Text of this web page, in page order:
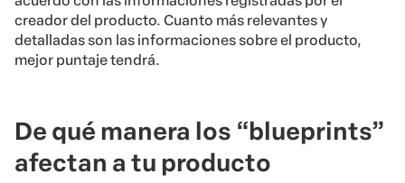
creador del producto. Cuanto más relevantes y
detalladas son las informaciones sobre el producto,
mejor puntaje tendrá.
De qué manera los “blueprints”
afectan a tu producto